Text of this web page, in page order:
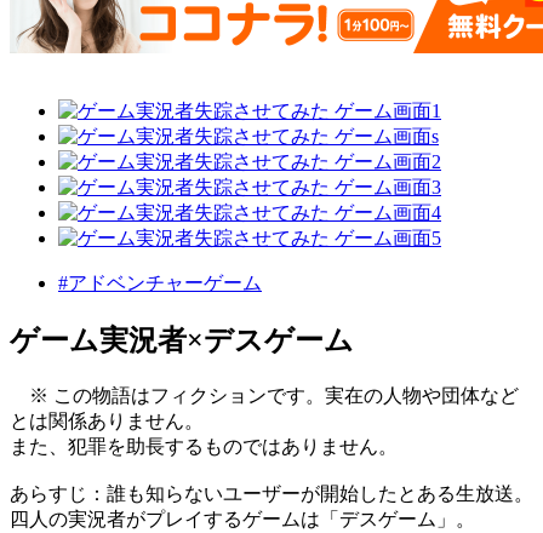
#アドベンチャーゲーム
ゲーム実況者×デスゲーム
※ この物語はフィクションです。実在の人物や団体など
とは関係ありません。
また、犯罪を助長するものではありません。
あらすじ：誰も知らないユーザーが開始したとある生放送。
四人の実況者がプレイするゲームは「デスゲーム」。